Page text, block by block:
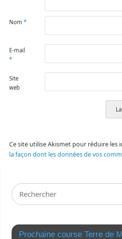
Nom *
E-mail
*
Site
web
Ce site utilise Akismet pour réduire les
la façon dont les données de vos
Prochaine course Terre de